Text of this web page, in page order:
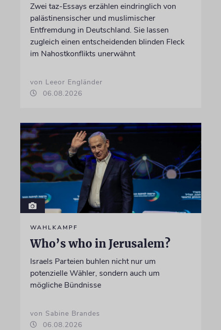
Zwei taz-Essays erzählen eindringlich von
palästinensischer und muslimischer
Entfremdung in Deutschland. Sie lassen
zugleich einen entscheidenden blinden Fleck
im Nahostkonflikts unerwähnt
von Leeor Engländer
06.08.2026
WAHLKAMPF
Who’s who in Jerusalem?
Israels Parteien buhlen nicht nur um
potenzielle Wähler, sondern auch um
mögliche Bündnisse
von Sabine Brandes
06.08.2026